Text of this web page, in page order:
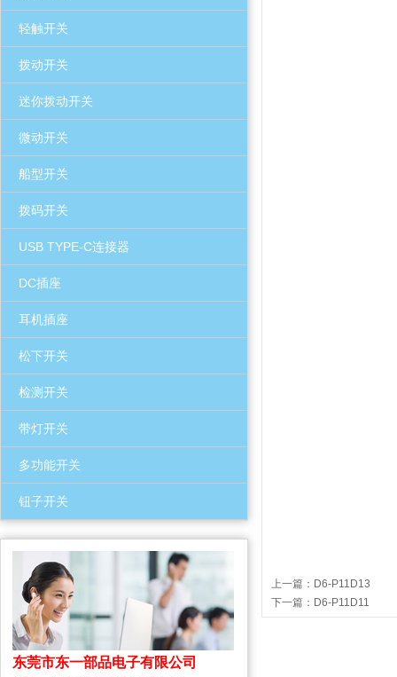
轻触开关
拨动开关
迷你拨动开关
微动开关
船型开关
拨码开关
USB TYPE-C连接器
DC插座
耳机插座
松下开关
检测开关
带灯开关
多功能开关
钮子开关
东莞市东一部品电子有限公司
上一篇： D6-P11D13
下一篇： D6-P11D11